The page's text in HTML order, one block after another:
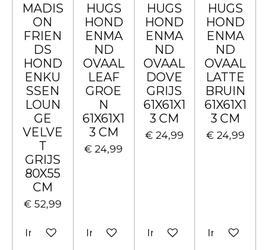
MADIS
ON
FRIEN
DS
HOND
ENKU
SSEN
LOUN
GE
VELVE
T
GRIJS
80X55
CM
€ 52,99
In winkelwagen
HUGS
HOND
ENMA
ND
OVAAL
LEAF
GROE
N
61X61X1
3 CM
€ 24,99
In winkelwagen
HUGS
HOND
ENMA
ND
OVAAL
DOVE
GRIJS
61X61X1
3 CM
€ 24,99
In winkelwagen
HUGS
HOND
ENMA
ND
OVAAL
LATTE
BRUIN
61X61X1
3 CM
€ 24,99
In